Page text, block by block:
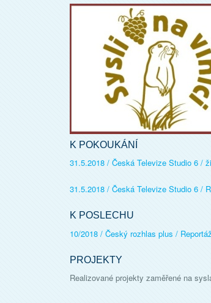
K POKOUKÁNÍ
31.5.2018 / Česká Televize Studio 6 /
31.5.2018 / Česká Televize Studio 6 /
K POSLECHU
10/2018 / Český rozhlas plus /
PROJEKTY
Realizované projekty zaměřené na